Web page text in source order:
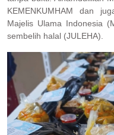
KEMENKUMHAM dan
Majelis Ulama Indonesia
sembelih halal (JULEHA).